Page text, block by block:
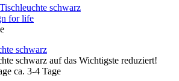
schwarz
schwarz auf das Wichtigste reduziert!
ca. 3-4 Tage